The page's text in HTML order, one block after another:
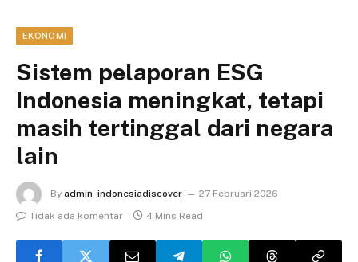
EKONOMI
Sistem pelaporan ESG
Indonesia meningkat, tetapi
masih tertinggal dari negara
lain
By admin_indonesiadiscover
27 Februari 2026
Tidak ada komentar
4 Mins Read